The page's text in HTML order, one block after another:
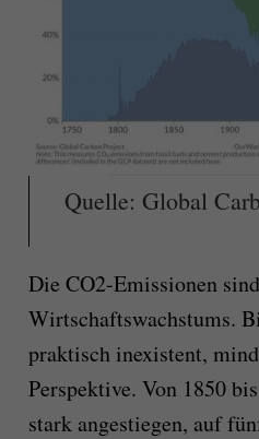
Quelle: Global
Die CO2-Emissionen
Wirtschaftswachstums.
praktisch inexistent,
Perspektive. Von 1850
stark angestiegen, auf